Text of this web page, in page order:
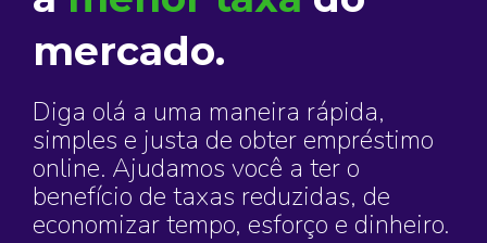
mercado.
Diga olá a uma maneira rápida,
simples e justa de obter empréstimo
online. Ajudamos você a ter o
benefício de taxas reduzidas, de
economizar tempo, esforço e dinheiro.